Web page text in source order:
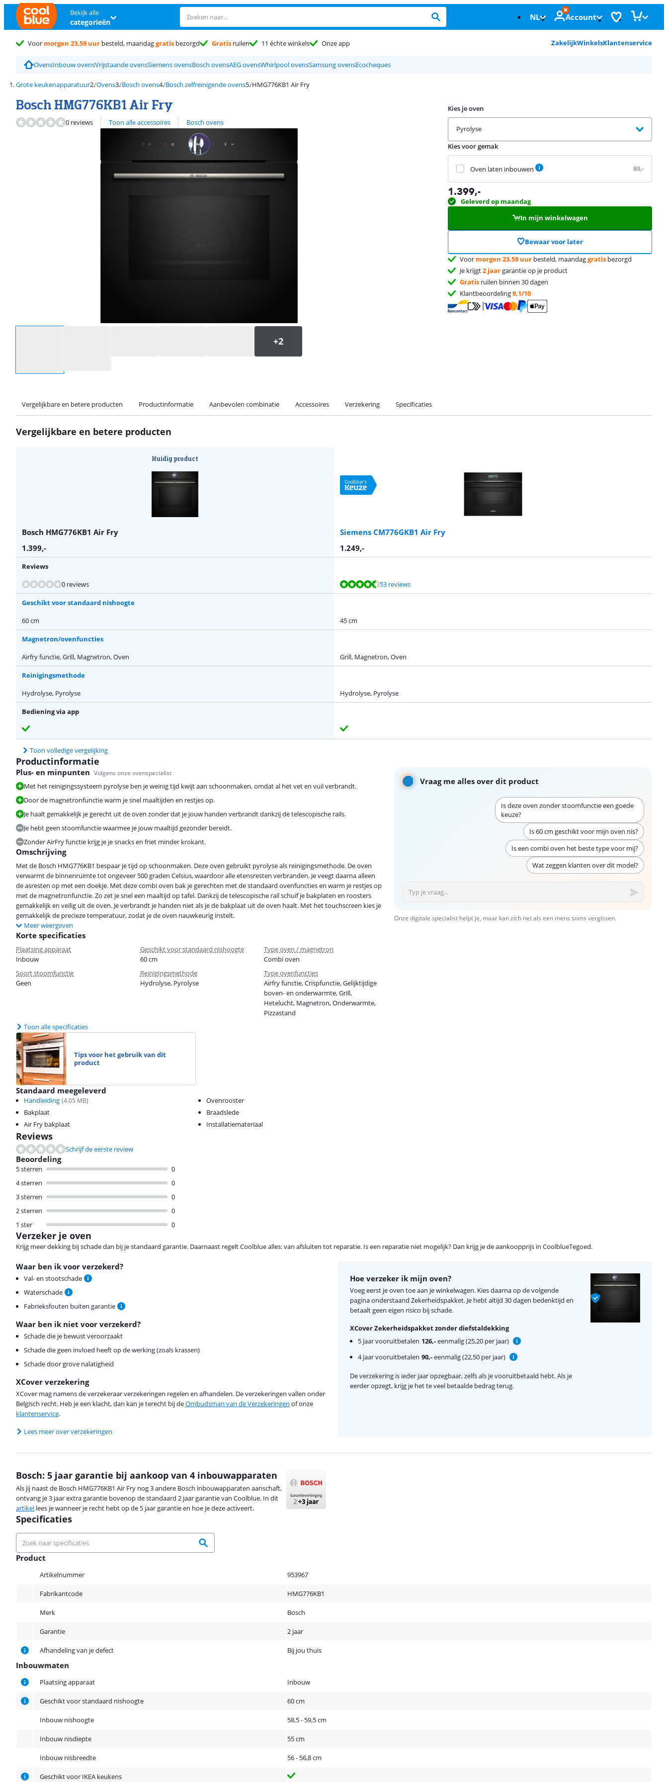
Bekijk alle
categorieën NL Account
Voor morgen 23.59 uur besteld, maandaggratis bezorgd Gratis ruilen 11 échte winkels Onze app ZakelijkWinkelsKlantenservice
OvensInbouw ovensVrijstaande ovensSiemens ovensBosch ovensAEG ovensWhirlpool ovensSamsung ovensEcocheques
Grote keukenapparatuur Ovens Bosch ovens Bosch zelfreinigende ovens HMG776KB1 Air Fry
Bosch HMG776KB1 Air Fry
0 reviews Toon alle accessoires
Bekijk alle Bosch ovens
Kies je oven
Pyrolyse
Kies voor gemak
Oven laten inbouwen 89,-
1.399,-
Geleverd op maandag
In mijn winkelwagen
Bewaar voor later
Voor morgen 23.59 uur besteld, maandaggratis bezorgd
Je krijgt2 jaargarantie op je product
Gratis ruilen binnen 30 dagen
Klantbeoordeling9,1/10
Vergelijkbare en betere producten Productinformatie Aanbevolen combinatie Accessoires Verzekering Specificaties
Vergelijkbare en betere producten
Huidig product
Bosch HMG776KB1 Air Fry
Siemens CM776GKB1 Air Fry
1.399,- 1.249,-
Reviews
0 reviews
Beoordeling is 9,1 van de 10, gebaseerd op 53 reviews. 53 reviews
Geschikt voor standaard nishoogte
60 cm
45 cm
Magnetron/ovenfuncties
Airfry functie, Grill, Magnetron, Oven
Grill, Magnetron, Oven
Reinigingsmethode
Hydrolyse, Pyrolyse
Hydrolyse, Pyrolyse
Bediening via app
Toon volledige vergelijking
Productinformatie
Vraag me alles over dit product
Is deze oven zonder stoomfunctie een goede
keuze?
Is 60 cm geschikt voor mijn oven nis?
Is een combi oven het beste type voor mij?
Wat zeggen klanten over dit model?
Onze digitale specialist helpt je, maar kan zich net als een mens soms vergissen.
Plus- en minpunten Volgens onze ovenspecialist
Met het reinigingssysteem pyrolyse ben je weinig tijd kwijt aan schoonmaken, omdat al het vet en vuil verbrandt.
Door de magnetronfunctie warm je snel maaltijden en restjes op.
Je haalt gemakkelijk je gerecht uit de oven zonder dat je jouw handen verbrandt dankzij de telescopische rails.
Je hebt geen stoomfunctie waarmee je jouw maaltijd gezonder bereidt.
Zonder AirFry functie krijg je je snacks en friet minder krokant.
Omschrijving
Met de Bosch HMG776KB1 bespaar je tijd op schoonmaken. Deze oven gebruikt pyrolyse als reinigingsmethode. De oven
verwarmt de binnenruimte tot ongeveer 500 graden Celsius, waardoor alle etensresten verbranden. Je veegt daarna alleen
de asresten op met een doekje. Met deze combi oven bak je gerechten met de standaard ovenfuncties en warm je restjes op
met de magnetronfunctie. Zo zet je snel een maaltijd op tafel. Dankzij de telescopische rail schuif je bakplaten en roosters
gemakkelijk en veilig uit de oven. Je verbrandt je handen niet als je de bakplaat uit de oven haalt. Met het touchscreen kies je
gemakkelijk de precieze temperatuur, zodat je de oven nauwkeurig instelt.
Meer weergeven
Korte specificaties
Plaatsing apparaat
Inbouw
Geschikt voor standaard nishoogte
60 cm
Type oven / magnetron
Combi oven
Soort stoomfunctie
Geen
Reinigingsmethode
Hydrolyse, Pyrolyse
Type ovenfuncties
Airfry functie, Crispfunctie, Gelijktijdige
boven- en onderwarmte, Grill,
Hetelucht, Magnetron, Onderwarmte,
Pizzastand
Toon alle specificaties
Tips voor het gebruik van dit
product
Standaard meegeleverd
Handleiding (4.05 MB)
Bakplaat
Air Fry bakplaat
Ovenrooster
Braadslede
Installatiemateriaal
Reviews
Schrijf de eerste review
Beoordeling
5 sterren
0
4 sterren
0
3 sterren
0
2 sterren
0
1 ster
0
Verzeker je oven
Krijg meer dekking bij schade dan bij je standaard garantie. Daarnaast regelt Coolblue alles: van afsluiten tot reparatie. Is een reparatie niet mogelijk? Dan krijg je de aankoopprijs in CoolblueTegoed.
Waar ben ik voor verzekerd?
Val- en stootschade
Waterschade
Fabrieksfouten buiten garantie
Waar ben ik niet voor verzekerd?
Schade die je bewust veroorzaakt
Schade die geen invloed heeft op de werking (zoals krassen)
Schade door grove nalatigheid
XCover verzekering
XCover mag namens de verzekeraar verzekeringen regelen en afhandelen. De verzekeringen vallen onder
Belgisch recht. Heb je een klacht, dan kan je terecht bij deOmbudsman van de Verzekeringen of onze
klantenservice.
Lees meer over verzekeringen
Hoe verzeker ik mijn oven?
Voeg eerst je oven toe aan je winkelwagen. Kies daarna op de volgende
pagina onderstaand Zekerheidspakket. Je hebt altijd 30 dagen bedenktijd en
betaalt geen eigen risico bij schade.
XCover Zekerheidspakket zonder diefstaldekking
5 jaar vooruitbetalen 126,-eenmalig (25,20 per jaar)
4 jaar vooruitbetalen 90,-eenmalig (22,50 per jaar)
De verzekering is ieder jaar opzegbaar, zelfs als je vooruitbetaald hebt. Als je
eerder opzegt, krijg je het te veel betaalde bedrag terug.
Bosch: 5 jaar garantie bij aankoop van 4 inbouwapparaten
Als jij naast de Bosch HMG776KB1 Air Fry nog 3 andere Bosch inbouwapparaten aanschaft,
ontvang je 3 jaar extra garantie bovenop de standaard 2 jaar garantie van Coolblue. In dit
artikel lees je wanneer je recht hebt op de 5 jaar garantie en hoe je deze activeert.
Specificaties
Product
Artikelnummer 953967
Fabrikantcode HMG776KB1
Merk Bosch
Garantie 2 jaar
Afhandeling van je defect Bij jou thuis
Inbouwmaten
Inbouwmaten
Plaatsing apparaat Inbouw
Geschikt voor standaard nishoogte 60 cm
Inbouw nishoogte 58,5 - 59,5 cm
Inbouw nisdiepte 55 cm
Inbouw nisbreedte 56 - 56,8 cm
Geschikt voor IKEA keukens